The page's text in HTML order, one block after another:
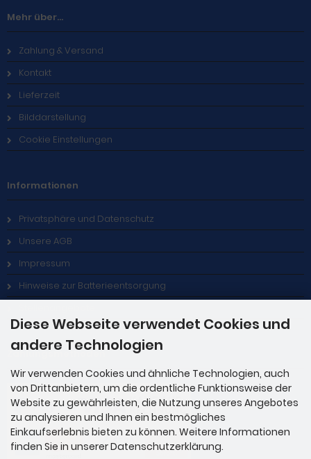
Mehr über...
Zahlung & Versand
Kontakt
Lieferzeit
Bilddarstellung
Cookie Einstellungen
Informationen
Privatsphäre und Datenschutz
Unsere AGB
Impressum
Hinweise zur Batterieentsorgung
Zahlungsmethoden
Diese Webseite verwendet Cookies und
andere Technologien
Wir verwenden Cookies und ähnliche Technologien, auch
von Drittanbietern, um die ordentliche Funktionsweise der
Website zu gewährleisten, die Nutzung unseres Angebotes
zu analysieren und Ihnen ein bestmögliches
Einkaufserlebnis bieten zu können. Weitere Informationen
finden Sie in unserer Datenschutzerklärung.